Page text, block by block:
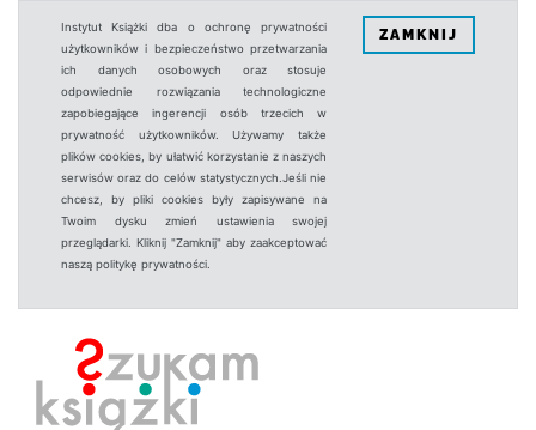
Instytut Książki dba o ochronę prywatności
użytkowników i bezpieczeństwo przetwarzania
ich danych osobowych oraz stosuje
odpowiednie rozwiązania technologiczne
zapobiegające ingerencji osób trzecich w
prywatność użytkowników. Używamy także
plików cookies, by ułatwić korzystanie z naszych
serwisów oraz do celów statystycznych.Jeśli nie
chcesz, by pliki cookies były zapisywane na
Twoim dysku zmień ustawienia swojej
przeglądarki. Kliknij "Zamknij" aby zaakceptować
naszą politykę prywatności.
ZAMKNIJ